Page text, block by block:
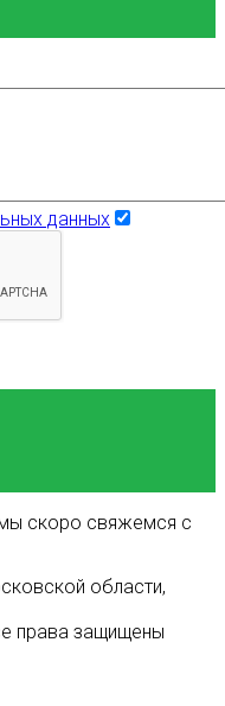
данных
скоро свяжемся с
области,
права защищены